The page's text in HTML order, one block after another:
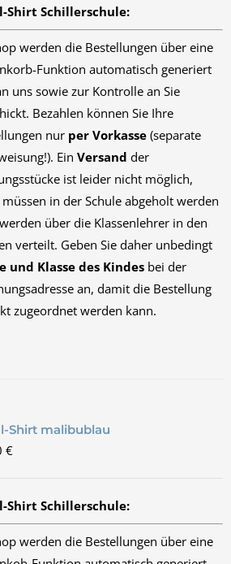
Shirt Schillerschule:
werden die Bestellungen über eine
Funktion automatisch generiert
uns sowie zur Kontrolle an Sie
Bezahlen können Sie Ihre
nur per Vorkasse(separate
Ein Versand der
ist leider nicht möglich,
in der Schule abgeholt werden
über die Klassenlehrer in den
verteilt. Geben Sie daher unbedingt
und Klasse des Kindesbei der
an, damit die Bestellung
zugeordnet werden kann.
Shirt malibublau
€
Shirt Schillerschule:
werden die Bestellungen über eine